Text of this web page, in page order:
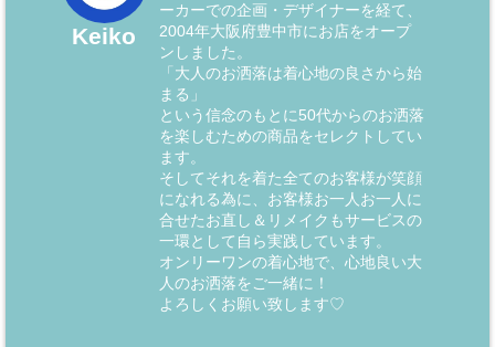
Keiko
ーカーでの企画・デザイナーを経て、
2004年大阪府豊中市にお店をオープ
ンしました。
「大人のお洒落は着心地の良さから始
まる」
という信念のもとに50代からのお洒落
を楽しむための商品をセレクトしてい
ます。
そしてそれを着た全てのお客様が笑顔
になれる為に、お客様お一人お一人に
合せたお直し＆リメイクもサービスの
一環として自ら実践しています。
オンリーワンの着心地で、心地良い大
人のお洒落をご一緒に！
よろしくお願い致します♡